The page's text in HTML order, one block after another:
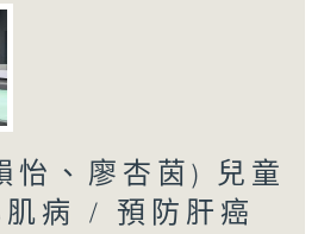
怡、廖杏茵) 兒童
病 / 預防肝癌